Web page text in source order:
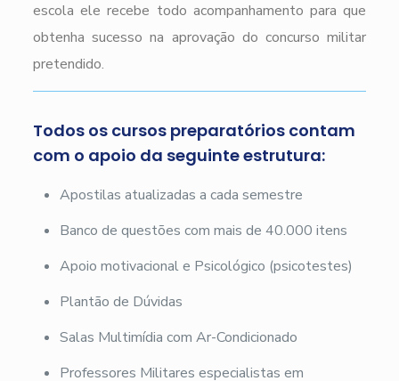
escola ele recebe todo acompanhamento para que
obtenha sucesso na aprovação do concurso militar
pretendido.
Todos os cursos preparatórios contam
com o apoio da seguinte estrutura:
Apostilas atualizadas a cada semestre
Banco de questões com mais de 40.000 itens
Apoio motivacional e Psicológico (psicotestes)
Plantão de Dúvidas
Salas Multimídia com Ar-Condicionado
Professores Militares especialistas em